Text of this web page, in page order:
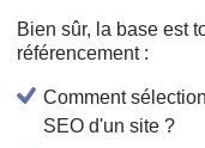
Bien sûr, la base est
référencement :
Comment
SEO d'un site ?